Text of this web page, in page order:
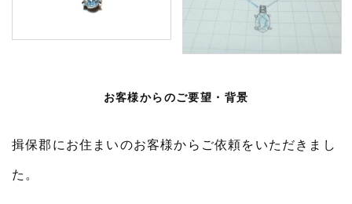
お客様からのご要望・背景
揖保郡にお住まいのお客様からご依頼をいただきまし
た。